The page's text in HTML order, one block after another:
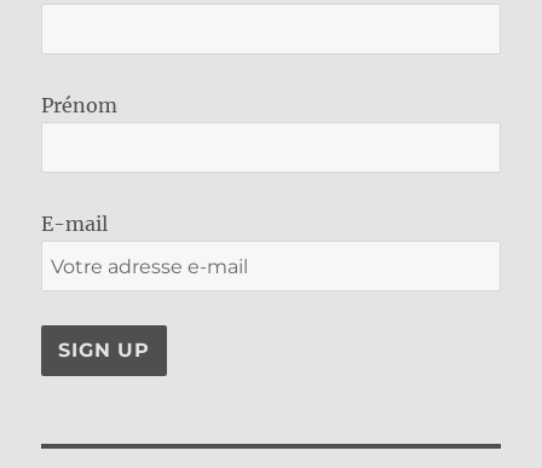
Prénom
E-mail